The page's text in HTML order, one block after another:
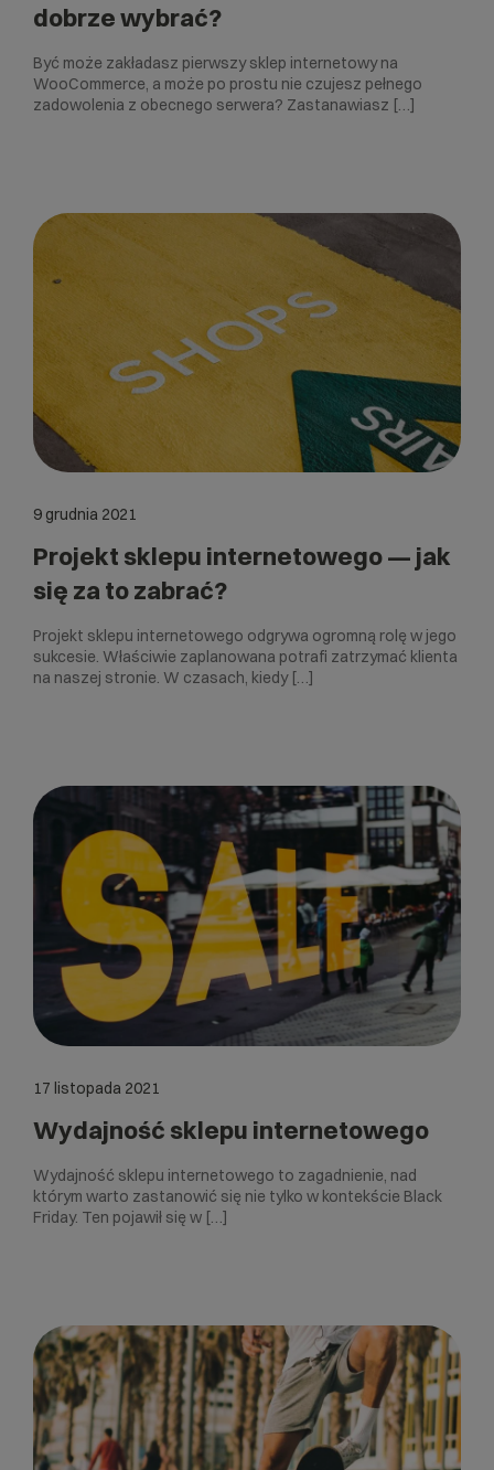
dobrze wybrać?
Być może zakładasz pierwszy sklep internetowy na
WooCommerce, a może po prostu nie czujesz pełnego
zadowolenia z obecnego serwera? Zastanawiasz […]
9 grudnia 2021
Projekt sklepu internetowego — jak
się za to zabrać?
Projekt sklepu internetowego odgrywa ogromną rolę w jego
sukcesie. Właściwie zaplanowana potrafi zatrzymać klienta
na naszej stronie. W czasach, kiedy […]
17 listopada 2021
Wydajność sklepu internetowego
Wydajność sklepu internetowego to zagadnienie, nad
którym warto zastanowić się nie tylko w kontekście Black
Friday. Ten pojawił się w […]